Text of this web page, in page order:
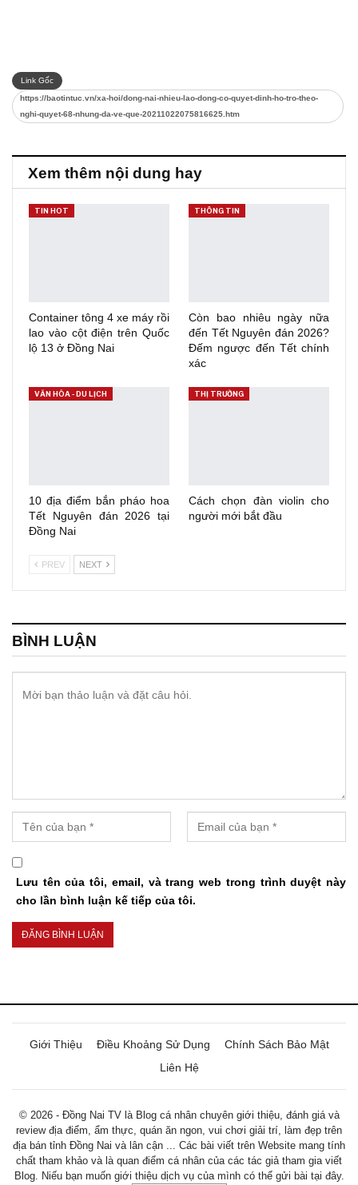
Link Gốc
https://baotintuc.vn/xa-hoi/dong-nai-nhieu-lao-dong-co-quyet-dinh-ho-tro-theo-
nghi-quyet-68-nhung-da-ve-que-20211022075816625.htm
Xem thêm nội dung hay
TIN HOT
Container tông 4 xe máy rồi
lao vào cột điện trên Quốc
lộ 13 ở Đồng Nai
THÔNG TIN
Còn bao nhiêu ngày nữa
đến Tết Nguyên đán 2026?
Đếm ngược đến Tết chính
xác
VĂN HÓA - DU LỊCH
10 địa điểm bắn pháo hoa
Tết Nguyên đán 2026 tại
Đồng Nai
THỊ TRƯỜNG
Cách chọn đàn violin cho
người mới bắt đầu
PREV NEXT
BÌNH LUẬN
Lưu tên của tôi, email, và trang web trong trình duyệt này
cho lần bình luận kế tiếp của tôi.
Giới Thiệu Điều Khoảng Sử Dụng
Chính Sách Bảo Mật
Liên Hệ
© 2026 - Đồng Nai TV là Blog cá nhân chuyên giới thiệu, đánh giá và
review địa điểm, ẩm thực, quán ăn ngon, vui chơi giải trí, làm đẹp trên
địa bán tỉnh Đồng Nai và lân cận ... Các bài viết trên Website mang tính
chất tham khảo và là quan điểm cá nhân của các tác giả tham gia viết
Blog. Niếu bạn muốn giới thiệu dịch vụ của mình có thể gửi bài tại đây.